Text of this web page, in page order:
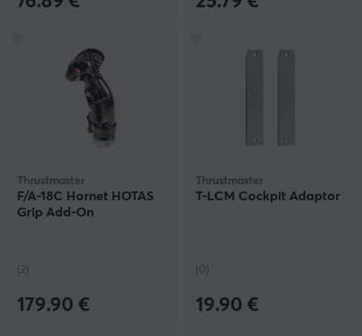
Thrustmaster
F/A-18C Hornet HOTAS
Grip Add-On
(2)
179.90 €
Thrustmaster
T-LCM Cockpit Adaptor
(0)
19.90 €